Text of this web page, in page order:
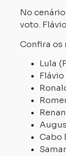
No
voto.
Confira os
Lula
Flávio
Cabo